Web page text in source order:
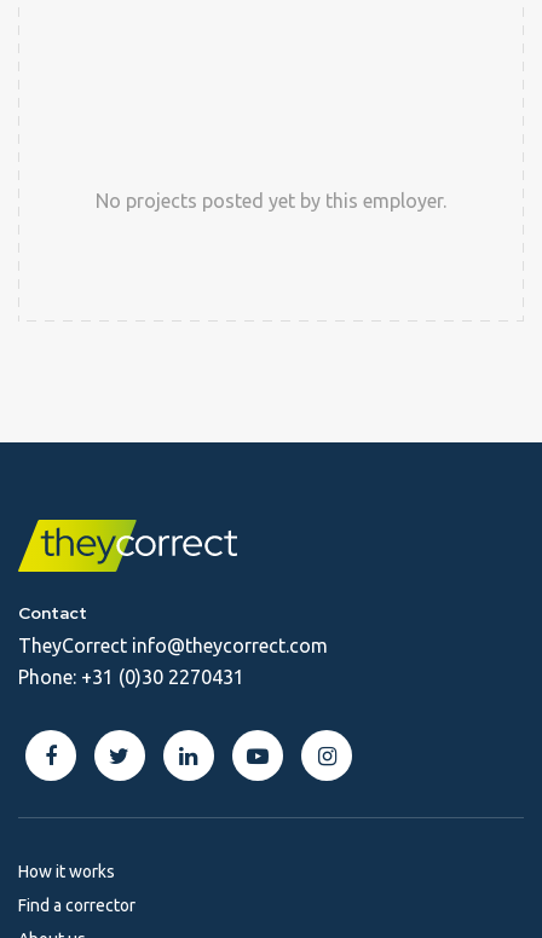
No projects posted yet by this employer.
Contact
TheyCorrect info@theycorrect.com
Phone: +31 (0)30 2270431
How it works
Find a corrector